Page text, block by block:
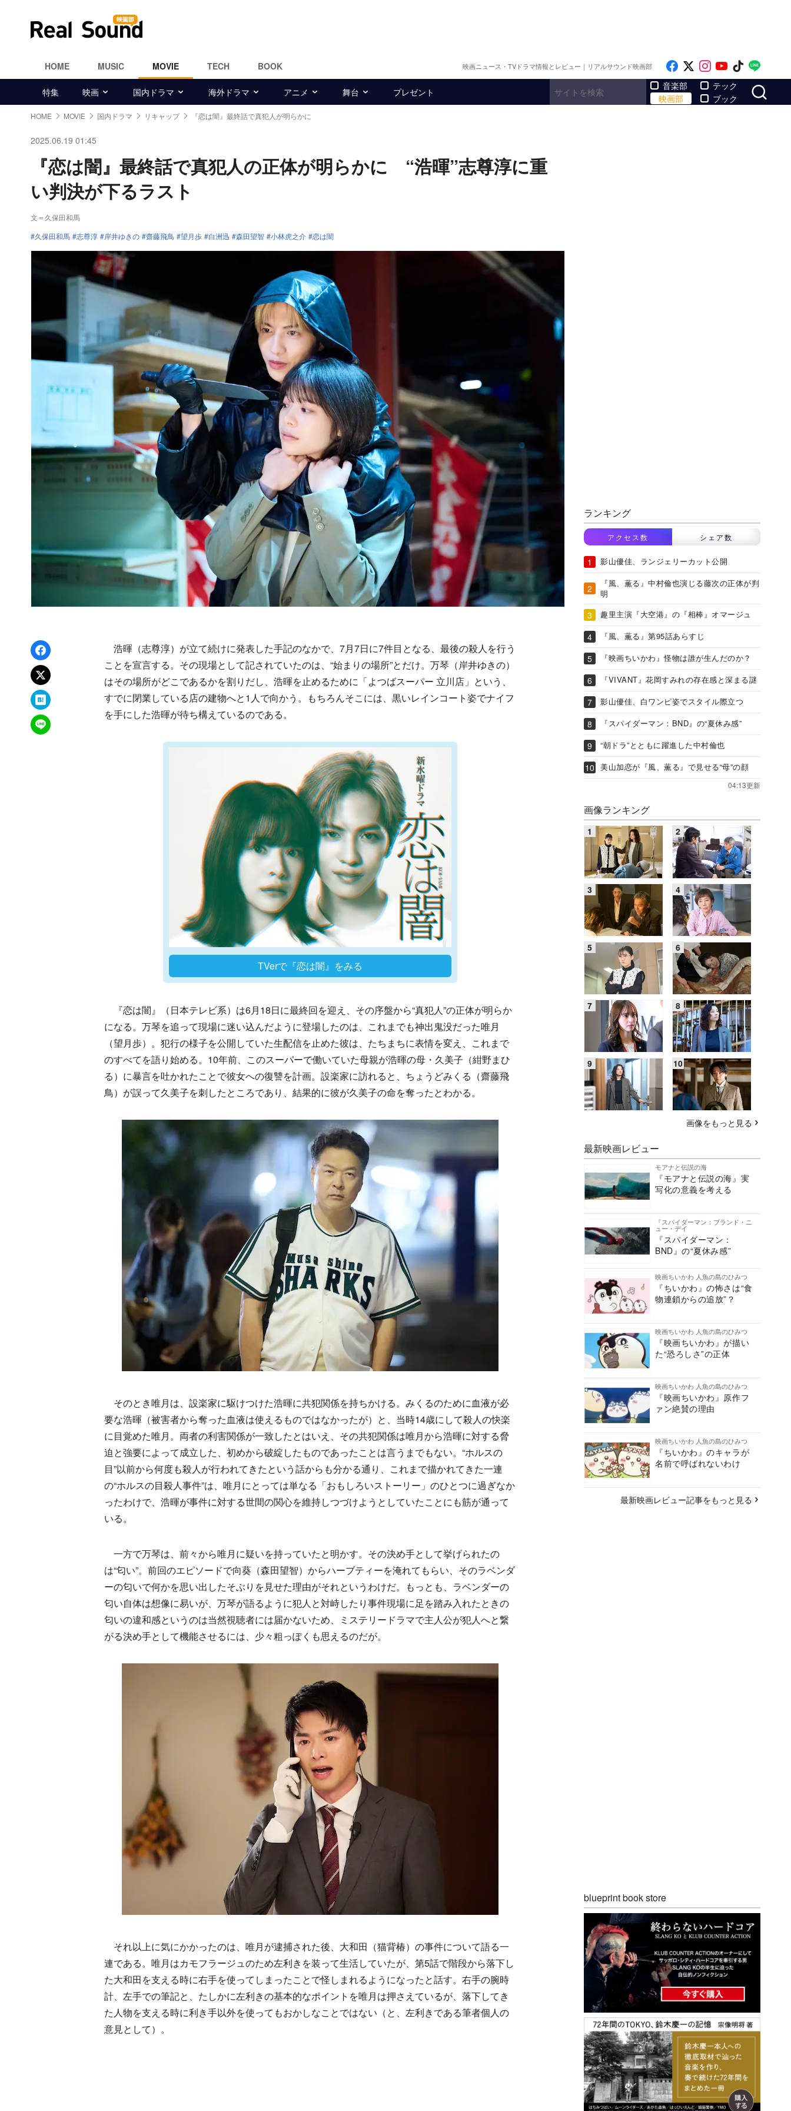
HOME MUSIC MOVIE TECH BOOK 映画ニュース・TVドラマ情報とレビュー｜リアルサウンド映画部 Like on Facebook
Follow on x
Follow on
Follow on
Follow
特集 映画 国内ドラマ 海外ドラマ アニメ 舞台 プレゼント
音楽部
映画部
テック
ブック
HOME MOVIE 国内ドラマ リキャップ 『恋は闇』最終話で真犯人が明らかに
2025.06.19 01:45
『恋は闇』最終話で真犯人の正体が明らかに “浩暉”志尊淳に重
い判決が下るラスト
文＝久保田和馬
久保田和馬
志尊淳 岸井ゆきの 齋藤飛鳥 望月歩 白洲迅 森田望智 小林虎之介 恋は闇
Facebookでシェア
xでポスト
はてなブックマーク
LINEで送る
浩暉（志尊淳）が立て続けに発表した手記のなかで、7月7日に7件目となる、最後の殺人を行う
ことを宣言する。その現場として記されていたのは、“始まりの場所”とだけ。万琴（岸井ゆきの）
はその場所がどこであるかを割りだし、浩暉を止めるために「よつばスーパー 立川店」という、
すでに閉業している店の建物へと1人で向かう。もちろんそこには、黒いレインコート姿でナイフ
を手にした浩暉が待ち構えているのである。
TVerで『恋は闇』をみる
『恋は闇』（日本テレビ系）は6月18日に最終回を迎え、その序盤から“真犯人”の正体が明らか
になる。万琴を追って現場に迷い込んだように登場したのは、これまでも神出鬼没だった唯月
（望月歩）。犯行の様子を公開していた生配信を止めた彼は、たちまちに表情を変え、これまで
のすべてを語り始める。10年前、このスーパーで働いていた母親が浩暉の母・久美子（紺野まひ
る）に暴言を吐かれたことで彼女への復讐を計画。設楽家に訪れると、ちょうどみくる（齋藤飛
鳥）が誤って久美子を刺したところであり、結果的に彼が久美子の命を奪ったとわかる。
そのとき唯月は、設楽家に駆けつけた浩暉に共犯関係を持ちかける。みくるのために血液が必
要な浩暉（被害者から奪った血液は使えるものではなかったが）と、当時14歳にして殺人の快楽
に目覚めた唯月。両者の利害関係が一致したとはいえ、その共犯関係は唯月から浩暉に対する脅
迫と強要によって成立した、初めから破綻したものであったことは言うまでもない。“ホルスの
目”以前から何度も殺人が行われてきたという話からも分かる通り、これまで描かれてきた一連
の“ホルスの目殺人事件”は、唯月にとっては単なる「おもしろいストーリー」のひとつに過ぎなか
ったわけで、浩暉が事件に対する世間の関心を維持しつづけようとしていたことにも筋が通って
いる。
一方で万琴は、前々から唯月に疑いを持っていたと明かす。その決め手として挙げられたの
は“匂い”。前回のエピソードで向葵（森田望智）からハーブティーを淹れてもらい、そのラベンダ
ーの匂いで何かを思い出したそぶりを見せた理由がそれというわけだ。もっとも、ラベンダーの
匂い自体は想像に易いが、万琴が語るように犯人と対峙したり事件現場に足を踏み入れたときの
匂いの違和感というのは当然視聴者には届かないため、ミステリードラマで主人公が犯人へと繋
がる決め手として機能させるには、少々粗っぽくも思えるのだが。
それ以上に気にかかったのは、唯月が逮捕された後、大和田（猫背椿）の事件について語る一
連である。唯月はカモフラージュのため左利きを装って生活していたが、第5話で階段から落下し
た大和田を支える時に右手を使ってしまったことで怪しまれるようになったと話す。右手の腕時
計、左手での筆記と、たしかに左利きの基本的なポイントを唯月は押さえているが、落下してき
た人物を支える時に利き手以外を使ってもおかしなことではない（と、左利きである筆者個人の
意見として）。
ランキング
アクセス数 シェア数
影山優佳、ランジェリーカット公開
『風、薫る』中村倫也演じる藤次の正体が判
明
趣里主演『大空港』の『相棒』オマージュ
『風、薫る』第95話あらすじ
『映画ちいかわ』怪物は誰が生んだのか？
『VIVANT』花岡すみれの存在感と深まる謎
影山優佳、白ワンピ姿でスタイル際立つ
『スパイダーマン：BND』の“夏休み感”
“朝ドラ”とともに躍進した中村倫也
美山加恋が『風、薫る』で見せる“母”の顔
04:13更新
画像ランキング
画像をもっと見る
最新映画レビュー
モアナと伝説の海
『モアナと伝説の海』実
写化の意義を考える
『スパイダーマン：ブランド・ニ
ュー・デイ
『スパイダーマン：
BND』の“夏休み感”
映画ちいかわ 人魚の島のひみつ
『ちいかわ』の怖さは“食
物連鎖からの追放”？
映画ちいかわ 人魚の島のひみつ
『映画ちいかわ』が描い
た“恐ろしさ”の正体
映画ちいかわ 人魚の島のひみつ
『映画ちいかわ』原作フ
ァン絶賛の理由
映画ちいかわ 人魚の島のひみつ
『ちいかわ』のキャラが
名前で呼ばれないわけ
最新映画レビュー記事をもっと見る
blueprint book store